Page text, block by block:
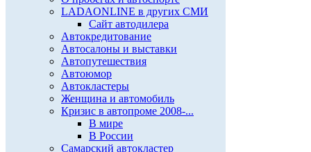
LADAONLINE в других СМИ
Сайт автодилера
Автокредитование
Автосалоны и выставки
Автопутешествия
Автоюмор
Автокластеры
Женщина и автомобиль
Кризис в автопроме 2008-...
В мире
В России
Самарский автокластер